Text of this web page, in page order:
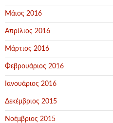
Μάιος 2016
Απρίλιος 2016
Μάρτιος 2016
Φεβρουάριος 2016
Ιανουάριος 2016
Δεκέμβριος 2015
Νοέμβριος 2015